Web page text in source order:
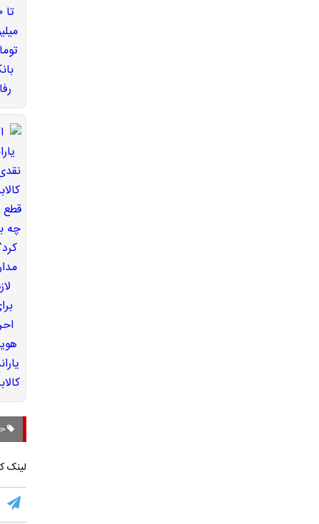
لینک